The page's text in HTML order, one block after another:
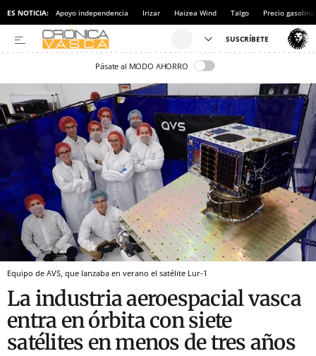
ES NOTICIA: Apoyo independencia Irizar Haizea Wind Talgo Precio gasolina
Pásate al MODO AHORRO
Equipo de AVS, que lanzaba en verano el satélite Lur-1
La industria aeroespacial vasca
entra en órbita con siete
satélites en menos de tres años